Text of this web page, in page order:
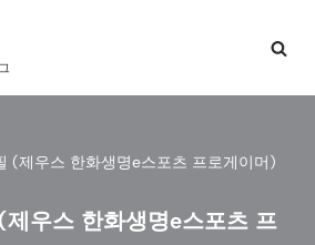
(제우스 한화생명e스포츠 프로게이머)
우스 한화생명e스포츠 프